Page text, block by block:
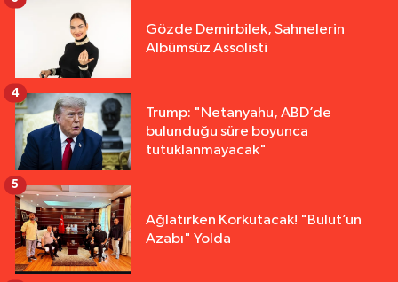
Gözde Demirbilek, Sahnelerin
Albümsüz Assolisti
Trump: "Netanyahu, ABD’de
bulunduğu süre boyunca
tutuklanmayacak"
4
Ağlatırken Korkutacak! "Bulut’un
Azabı" Yolda
5